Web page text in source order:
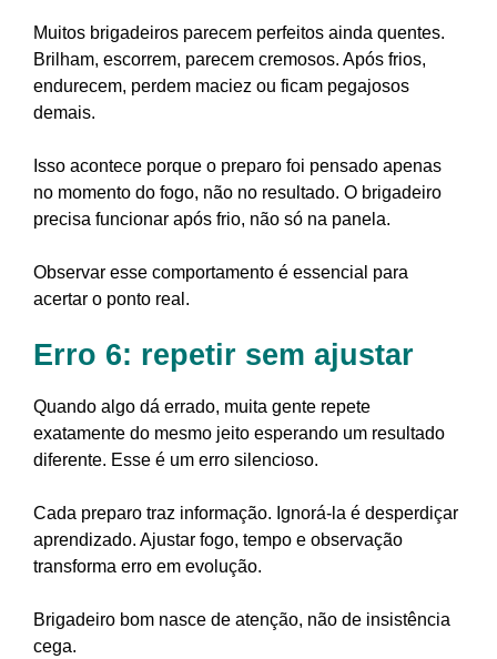
Muitos brigadeiros parecem perfeitos ainda quentes.
Brilham, escorrem, parecem cremosos. Após frios,
endurecem, perdem maciez ou ficam pegajosos
demais.
Isso acontece porque o preparo foi pensado apenas
no momento do fogo, não no resultado. O brigadeiro
precisa funcionar após frio, não só na panela.
Observar esse comportamento é essencial para
acertar o ponto real.
Erro 6: repetir sem ajustar
Quando algo dá errado, muita gente repete
exatamente do mesmo jeito esperando um resultado
diferente. Esse é um erro silencioso.
Cada preparo traz informação. Ignorá-la é desperdiçar
aprendizado. Ajustar fogo, tempo e observação
transforma erro em evolução.
Brigadeiro bom nasce de atenção, não de insistência
cega.